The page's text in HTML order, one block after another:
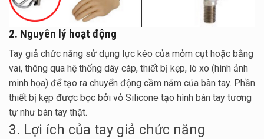
2. Nguyên lý hoạt động
Tay giả chức năng sử dụng lực kéo của mỏm cụt hoặc bằng
vai, thông qua hệ thống dây cáp, thiết bị kẹp, lò xo (hình ảnh
minh họa) để tạo ra chuyển động cầm nắm của bàn tay. Phần
thiết bị kẹp được bọc bởi vỏ Silicone tạo hình bàn tay tương
tự như bàn tay thật.
3. Lợi ích của tay giả chức năng